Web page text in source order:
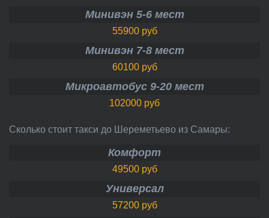
Минивэн 5-6 мест
55900 руб
Минивэн 7-8 мест
60100 руб
Микроавтобус 9-20 мест
102000 руб
Сколько стоит такси до Шереметьево из Самары:
Комфорт
49500 руб
Универсал
57200 руб